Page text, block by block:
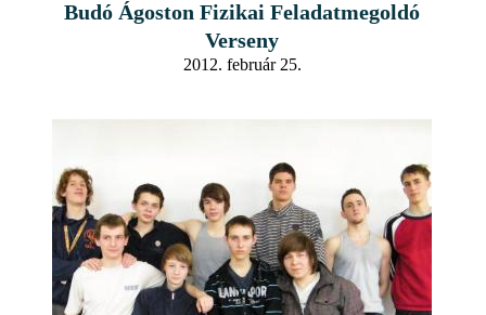
Budó Ágoston Fizikai Feladatmegoldó
Verseny
2012. február 25.